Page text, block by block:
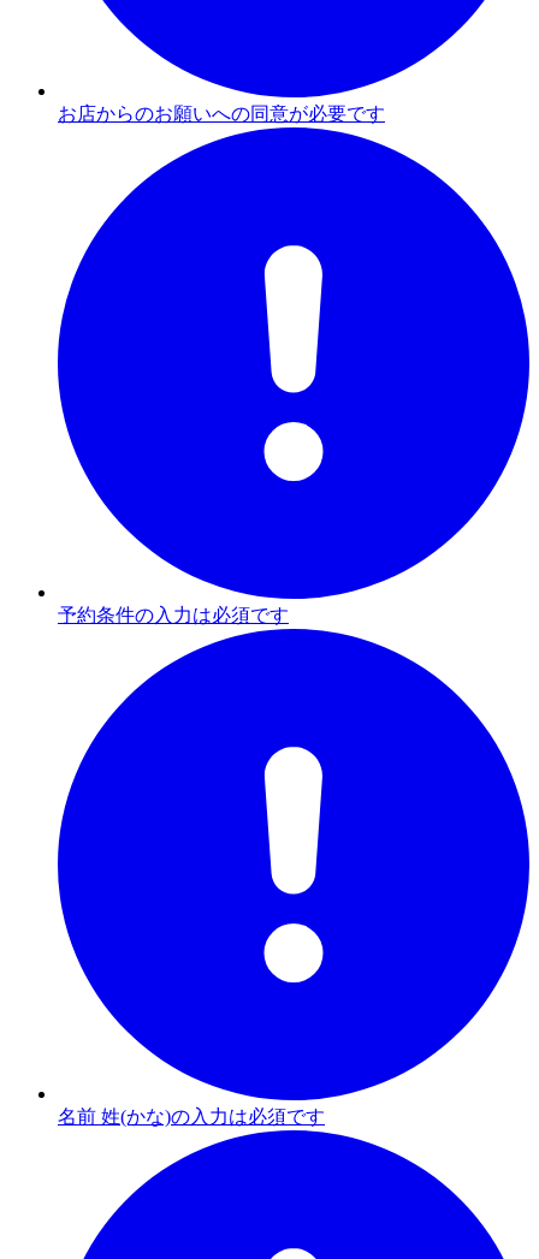
お店からのお願いへの同意が必要です
予約条件の入力は必須です
名前 姓(かな)の入力は必須です